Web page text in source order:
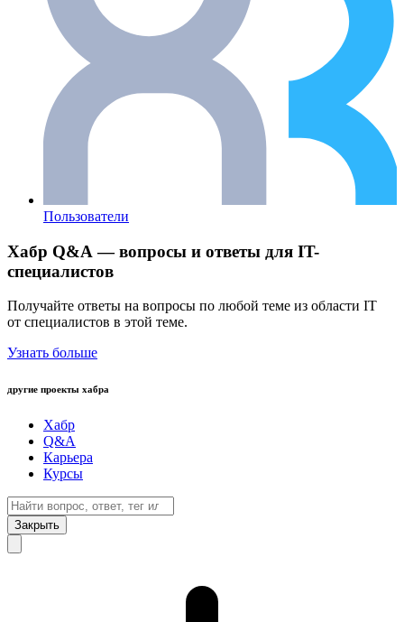
Пользователи
Хабр Q&A — вопросы и ответы для IT-
специалистов
Получайте ответы на вопросы по любой теме из области IT
от специалистов в этой теме.
Узнать больше
другие проекты хабра
Хабр
Q&A
Карьера
Курсы
Закрыть